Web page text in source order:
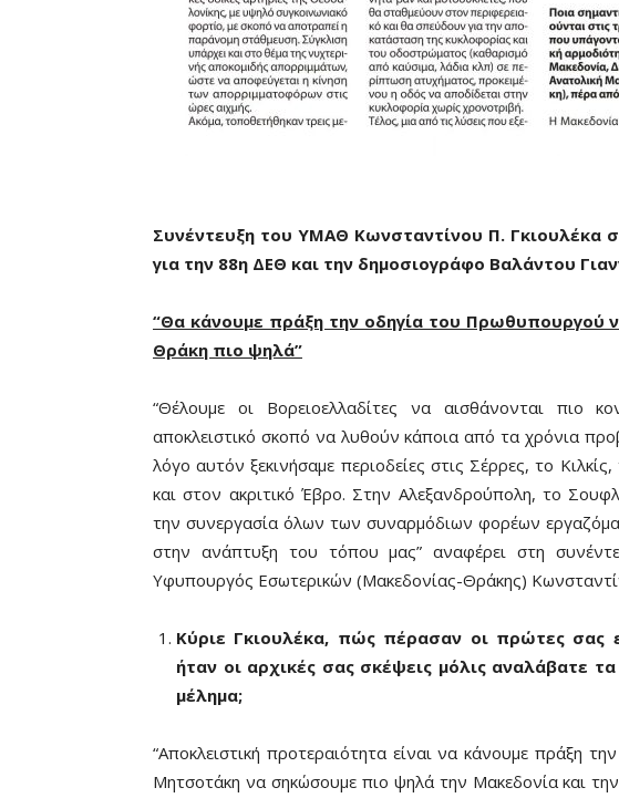
Συνέντευξη του ΥΜΑΘ Κωνσταντίνου Π. Γκιουλέκα
για την 88η ΔΕΘ και την δημοσιογράφο Βαλάντου
“Θα κάνουμε πράξη την οδηγία του Πρωθυπουργού
Θράκη πιο ψηλά”
“Θέλουμε οι Βορειοελλαδίτες να αισθάνονται πιο
αποκλειστικό σκοπό να λυθούν κάποια από τα χρόνια
λόγο αυτόν ξεκινήσαμε περιοδείες στις Σέρρες, το
και στον ακριτικό Έβρο. Στην Αλεξανδρούπολη, το
την συνεργασία όλων των συναρμόδιων φορέων
στην ανάπτυξη του τόπου μας” αναφέρει στη
Υφυπουργός Εσωτερικών (Μακεδονίας-Θράκης)
Κύριε Γκιουλέκα, πώς πέρασαν οι πρώτες σας
ήταν οι αρχικές σας σκέψεις μόλις αναλάβατε
μέλημα;
“Αποκλειστική προτεραιότητα είναι να κάνουμε πράξη
Μητσοτάκη να σηκώσουμε πιο ψηλά την Μακεδονία και